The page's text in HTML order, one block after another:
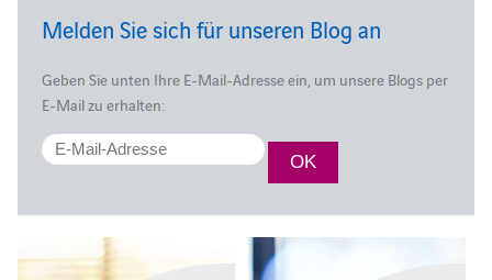
Melden Sie sich für unseren Blog an
Geben Sie unten Ihre E-Mail-Adresse ein, um unsere Blogs per
E-Mail zu erhalten: